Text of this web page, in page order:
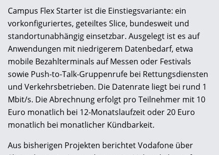
Campus Flex Starter ist die Einstiegsvariante: ein
vorkonfiguriertes, geteiltes Slice, bundesweit und
standortunabhängig einsetzbar. Ausgelegt ist es auf
Anwendungen mit niedrigerem Datenbedarf, etwa
mobile Bezahlterminals auf Messen oder Festivals
sowie Push-to-Talk-Gruppenrufe bei Rettungsdiensten
und Verkehrsbetrieben. Die Datenrate liegt bei rund 1
Mbit/s. Die Abrechnung erfolgt pro Teilnehmer mit 10
Euro monatlich bei 12-Monatslaufzeit oder 20 Euro
monatlich bei monatlicher Kündbarkeit.
Aus bisherigen Projekten berichtet Vodafone über